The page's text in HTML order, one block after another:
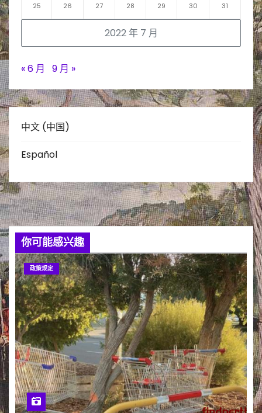
2022 年 7 月
25 26 27 28 29 30 31
« 6 月 9 月 »
中文 (中国)
Español
你可能感兴趣
政策规定